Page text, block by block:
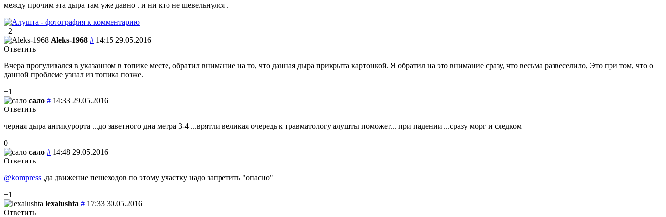
между прочим эта дыра там уже давно . и ни кто не шевельнулся .
+2
Aleks-1968 # 14:15 29.05.2016
Ответить
Вчера прогуливался в указанном в топике месте, обратил внимание на то, что данная дыра прикрыта картонкой. Я обратил на это внимание сразу, что весьма развеселило, Это при том, что о
данной проблеме узнал из топика позже.
+1
сало # 14:33 29.05.2016
Ответить
черная дыра антикурорта ...до заветного дна метра 3-4 ...врятли великая очередь к травматологу алушты поможет... при падении ...сразу морг и следком
0
сало # 14:48 29.05.2016
Ответить
@kompress ,да движение пешеходов по этому участку надо запретить "опасно"
+1
lexalushta # 17:33 30.05.2016
Ответить